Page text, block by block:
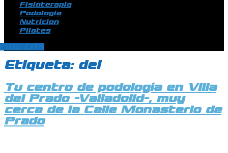
Fisioterapia
Podologia
Nutricion
Pilates
Etiqueta: del
Tu centro de podología en Villa
del Prado -Valladolid-, muy
cerca de la Calle Monasterio de
Prado